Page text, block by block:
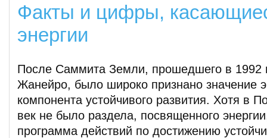
Факты и цифры,
энергии
После Саммита Земли, прошедшего в 1992
Жанейро, было широко признано значение
компонента устойчивого развития. Хотя в
век не было раздела, посвященного
программа действий по достижению